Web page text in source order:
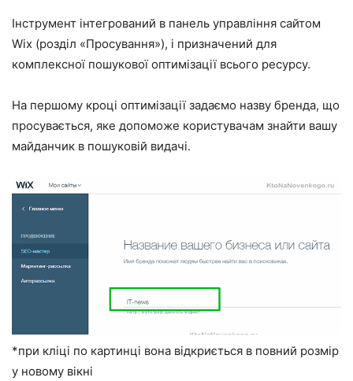
Інструмент інтегрований в панель управління сайтом
Wix (розділ «Просування»), і призначений для
комплексної пошукової оптимізації всього ресурсу.
На першому кроці оптимізації задаємо назву бренда, що
просувається, яке допоможе користувачам знайти вашу
майданчик в пошуковій видачі.
*при кліці по картинці вона відкриється в повний розмір
у новому вікні